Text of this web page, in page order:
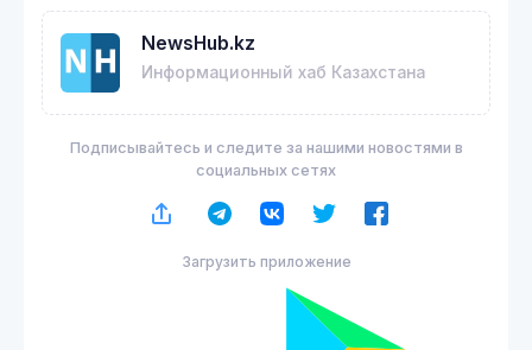
NewsHub.kz
Информационный хаб Казахстана
Подписывайтесь и следите за нашими новостями в
социальных сетях
Загрузить приложение